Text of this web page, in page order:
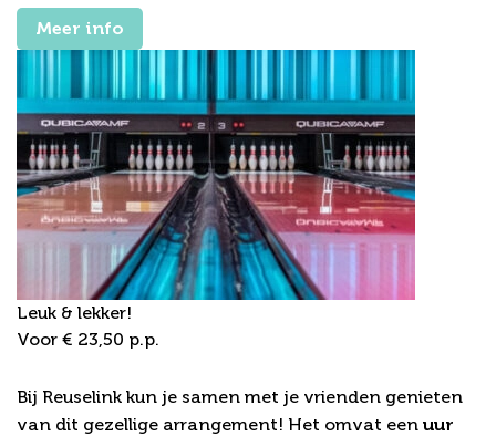
Meer info
Leuk & lekker!
Voor € 23,50 p.p.
Bij Reuselink kun je samen met je vrienden genieten
van dit gezellige arrangement! Het omvat een uur